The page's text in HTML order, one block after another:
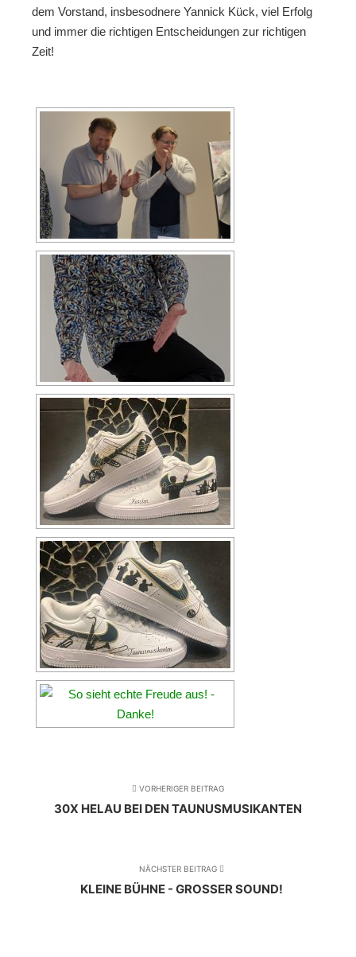
dem Vorstand, insbesodnere Yannick Kück, viel Erfolg
und immer die richtigen Entscheidungen zur richtigen
Zeit!
VORHERIGER BEITRAG
30X HELAU BEI DEN TAUNUSMUSIKANTEN
NÄCHSTER BEITRAG
KLEINE BÜHNE - GROSSER SOUND!